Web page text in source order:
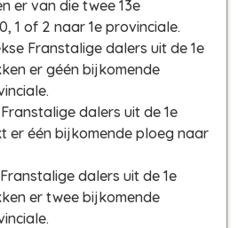
er van die twee 13e
1 of 2 naar 1e provinciale.
Franstalige dalers uit de 1e
er géén bijkomende
dalers uit de 1e
er één bijkomende ploeg naar
dalers uit de 1e
er twee bijkomende